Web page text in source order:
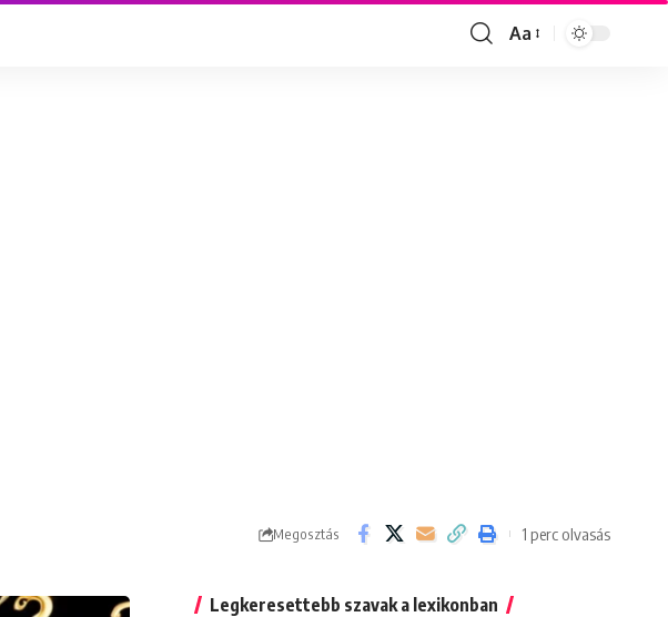
Font
Aa
Megosztás 1 perc olvasás
Legkeresettebb szavak a lexikonban